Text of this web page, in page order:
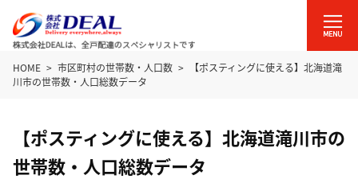
HOME 市区町村の世帯数・人口数
【ポスティングに使える】北海道滝
川市の世帯数・人口総数データ
【ポスティングに使える】北海道滝川市の
世帯数・人口総数データ